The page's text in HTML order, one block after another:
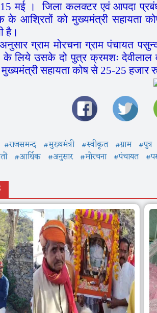
मई । जिला कलक्टर एवं आपदा
के आश्रितों को मुख्यमंत्री सहायता
है।
ग्राम मोरचना ग्राम पंचायत
के लिये उसके दो पुत्र क्रमशः देवीलाल
मुख्यमंत्री सहायता कोष से 25-25
#राजसमन्द #मुख्यमंत्री #स्वीकृत #ग्राम #पुत्र
#आर्थिक #अनुसार #मोरचना #पंचायत